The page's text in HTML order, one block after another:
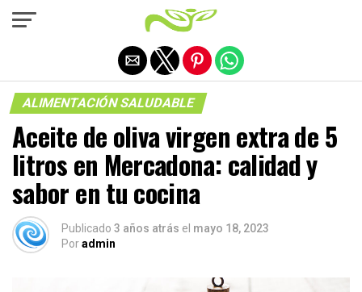
ALIMENTACIÓN SALUDABLE
Aceite de oliva virgen extra de 5
litros en Mercadona: calidad y
sabor en tu cocina
Publicado 3 años atrás el mayo 18, 2023
Poradmin
Salir de la versión móvil